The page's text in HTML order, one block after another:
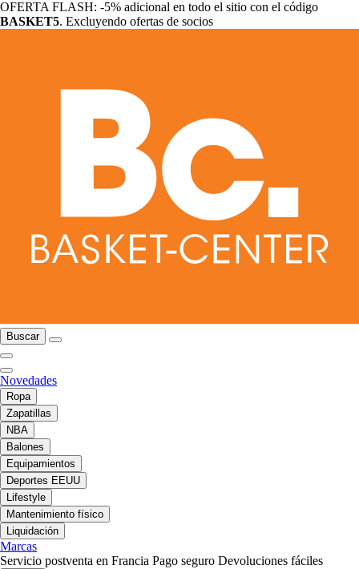
OFERTA FLASH: -5% adicional en todo el sitio con el código
BASKET5. Excluyendo ofertas de socios
Buscar
Novedades
Ropa
Zapatillas
NBA
Balones
Equipamientos
Deportes EEUU
Lifestyle
Mantenimiento físico
Liquidación
Marcas
Servicio postventa en Francia Pago seguro Devoluciones fáciles